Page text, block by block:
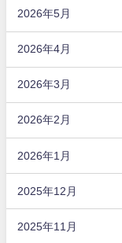
2026年5月
2026年4月
2026年3月
2026年2月
2026年1月
2025年12月
2025年11月